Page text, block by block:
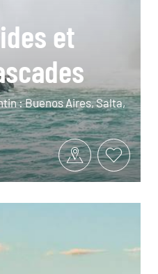
et
: Buenos Aires, Salta,